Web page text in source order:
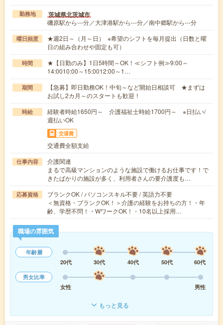
勤務地 茨城県北茨城市
磯原駅から---分／大津港駅から---分／南中郷駅から---分
曜日頻度
★週2日～（月～日） ※希望のシフトを毎月提出（日数と曜
日の組み合わせや固定も可）
時間
★【日勤のみ】1日5時間～OK！≪シフト例≫9:00～
14:0010:00～15:0012:00～1…
期間
【急募】即日勤務OK！中旬～など開始日相談可 ★まずは
お試し2カ月～のスタートも歓迎！
時給
経験者時給1650円～ 介護福祉士時給1700円～ ※日払い/
週払いOK
交通費
交通費全額支給
仕事内容
介護関連
まるで高級マンションのような施設で働けるお仕事です！で
きたばかりの施設が多く、利用者さんの要介護度も…
応募資格
ブランクOK / パソコンスキル不要 / 英語力不要
＜無資格・ブランクOK！＞介護の経験をお持ちの方！・年
齢、学歴不問！・WワークOK！・10名以上採用…
職場の雰囲気
年齢層
20代
30代 40代 50代
60代
男女比率
女性
男性
もっと見る